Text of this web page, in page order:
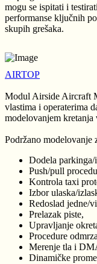
mogu se ispitati i
performanse ključnih
skupih grešaka.
AIRTOP
Modul Airside Aircraft
vlastima i operaterima
modelovanjem
Podržano modelovanje
Dodela parkinga/
Push/pull
Kontrola taxi
Izbor ulaska/
Redoslad jedne/
Prelazak piste,
Upravljanje
Procedure
Merenje tla i
Dinamičke